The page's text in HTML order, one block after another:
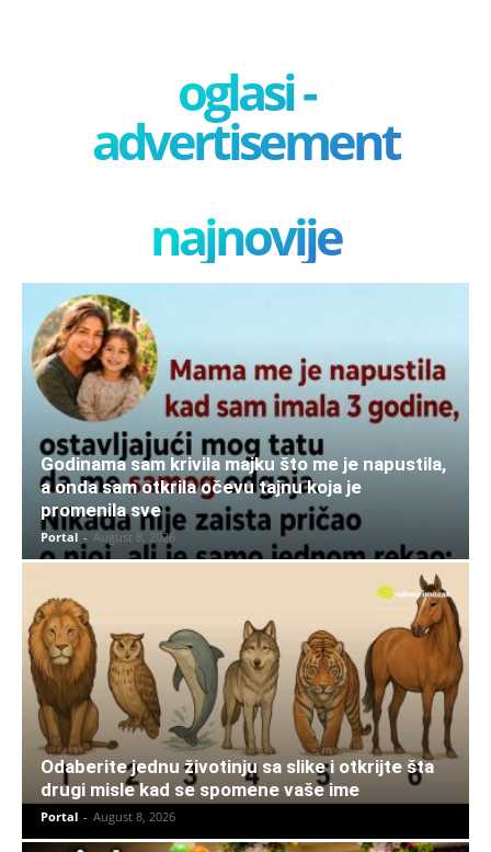
oglasi -
advertisement
najnovije
Godinama sam krivila majku što me je napustila,
a onda sam otkrila očevu tajnu koja je
promenila sve
Portal - August 8, 2026
Odaberite jednu životinju sa slike i otkrijte šta
drugi misle kad se spomene vaše ime
Portal - August 8, 2026